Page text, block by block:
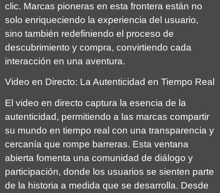
clic. Marcas pioneras en esta frontera están no
solo enriqueciendo la experiencia del usuario,
sino también redefiniendo el proceso de
descubrimiento y compra, convirtiendo cada
interacción en una aventura.
Video en Directo: La Autenticidad en Tiempo Real
El video en directo captura la esencia de la
autenticidad, permitiendo a las marcas compartir
su mundo en tiempo real con una transparencia y
cercanía que rompe barreras. Esta ventana
abierta fomenta una comunidad de diálogo y
participación, donde los usuarios se sienten parte
de la historia a medida que se desarrolla. Desde